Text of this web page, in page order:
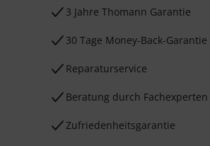
3 Jahre Thomann Garantie
30 Tage Money-Back-Garantie
Reparaturservice
Beratung durch Fachexperten
Zufriedenheitsgarantie